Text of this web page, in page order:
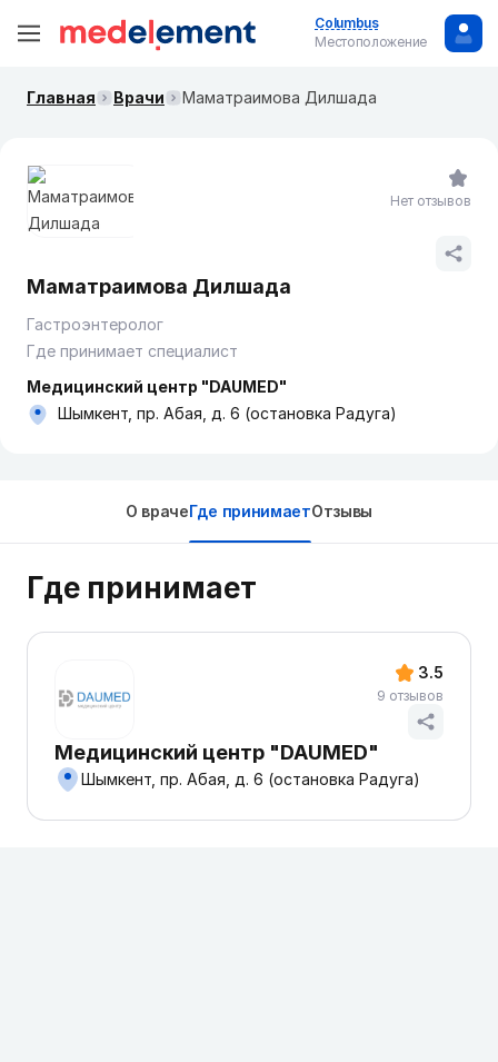
Columbus
Местоположение
Главная Врачи Маматраимова Дилшада
Маматраимова Дилшада
Гастроэнтеролог
Где принимает специалист
Медицинский центр "DAUMED"
Шымкент, пр. Абая, д. 6 (остановка Радуга)
Нет отзывов
О врачеГде принимаетОтзывы
Где принимает
Медицинский центр "DAUMED"
Шымкент, пр. Абая, д. 6 (остановка Радуга)
3.5
9 отзывов